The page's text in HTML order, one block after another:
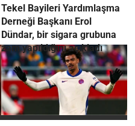
Tekel Bayileri Yardımlaşma
Derneği Başkanı Erol
Dündar, bir sigara grubuna
zam yapıldığını açıkladı